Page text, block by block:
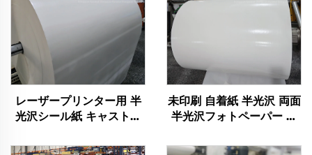
レーザープリンター用 半
光沢シール紙 キャストコ
真用紙 キャストコーティ
未印刷 自着紙 半光沢 両面
半光沢フォトペーパー 半
リンター用